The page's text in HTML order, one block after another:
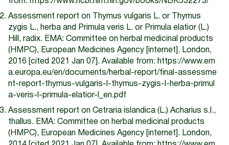
Assessment report on Thymus vulgaris L. or Thymus
zygis L., herba and Primula veris L. or Primula elatior (L.)
Hill, radix. EMA: Committee on herbal medicinal products
(HMPC), European Medicines Agency [internet]. London,
2016 [cited 2021 Jan 07]. Available from: https://www.em
a.europa.eu/en/documents/herbal-report/final-assessme
nt-report-thymus-vulgaris-l-thymus-zygis-l-herba-primul
a-veris-l-primula-elatior-l_en.pdf
Assessment report on Cetraria islandica (L.) Acharius s.l.,
thallus. EMA: Committee on herbal medicinal products
(HMPC), European Medicines Agency [internet]. London,